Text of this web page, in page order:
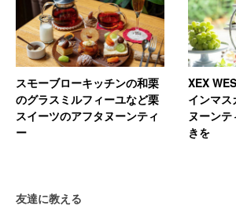
スモーブローキッチンの和栗
のグラスミルフィーユなど栗
スイーツのアフタヌーンティ
ー
XEX
インマス
ヌーン
きを
友達に教える